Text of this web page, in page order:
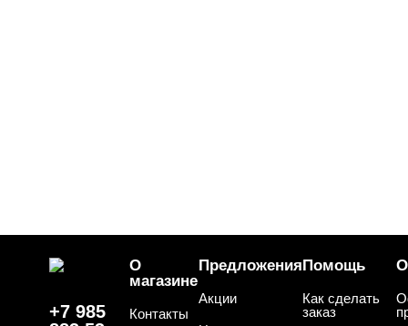
+7 985
О
магазине
Контакты
Предложения
Акции
Помощь
Как сделать
заказ